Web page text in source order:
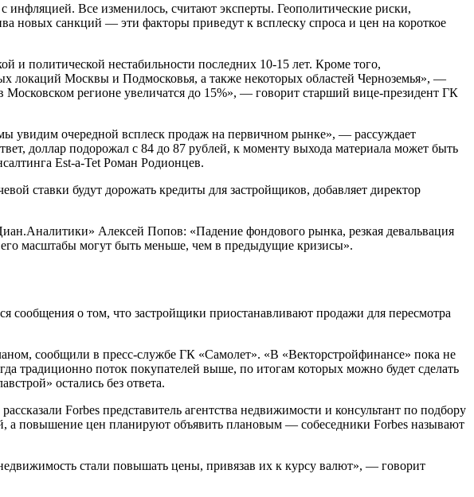
Все изменилось, считают эксперты. Геополитические риски,
новых санкций — эти факторы приведут к всплеску спроса и цен на короткое
и политической нестабильности последних 10-15 лет. Кроме того,
локаций Москвы и Подмосковья, а также некоторых областей Черноземья», —
регионе увеличатся до 15%», — говорит старший вице-президент ГК
увидим очередной всплеск продаж на первичном рынке», — рассуждает
доллар подорожал с 84 до 87 рублей, к моменту выхода материала может быть
Est-a-Tet Роман Родионцев.
ставки будут дорожать кредиты для застройщиков, добавляет директор
Алексей Попов: «Падение фондового рынка, резкая девальвация
масштабы могут быть меньше, чем в предыдущие кризисы».
сообщения о том, что застройщики приостанавливают продажи для пересмотра
сообщили в пресс-службе ГК «Самолет». «В «Векторcтройфинансе» пока не
традиционно поток покупателей выше, по итогам которых можно будет сделать
остались без ответа.
Forbes представитель агентства недвижимости и консультант по подбору
а повышение цен планируют объявить плановым — собеседники Forbes называют
стали повышать цены, привязав их к курсу валют», — говорит